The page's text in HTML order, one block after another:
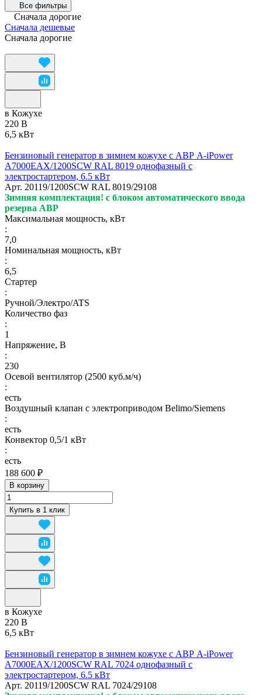
Все фильтры
Сначала дорогие
Сначала дешевые
Сначала дорогие
в Кожухе
220 В
6,5 кВт
Бензиновый генератор в зимнем кожухе с АВР A-iPower
A7000EAX/1200SCW RAL 8019 однофазный с
электростартером, 6.5 кВт
Арт. 20119/1200SCW RAL 8019/29108
Зимняя комплектация! с блоком автоматического ввода
резерва АВР
Максимальная мощность, кВт
:
7,0
Номинальная мощность, кВт
:
6,5
Стартер
:
Ручной/Электро/ATS
Количество фаз
:
1
Напряжение, В
:
230
Осевой вентилятор (2500 куб.м/ч)
:
есть
Воздушный клапан с электроприводом Belimo/Siemens
:
есть
Конвектор 0,5/1 кВт
:
есть
188 600 ₽
В корзину
Купить в 1 клик
в Кожухе
220 В
6,5 кВт
Бензиновый генератор в зимнем кожухе с АВР A-iPower
A7000EAX/1200SCW RAL 7024 однофазный с
электростартером, 6.5 кВт
Арт. 20119/1200SCW RAL 7024/29108